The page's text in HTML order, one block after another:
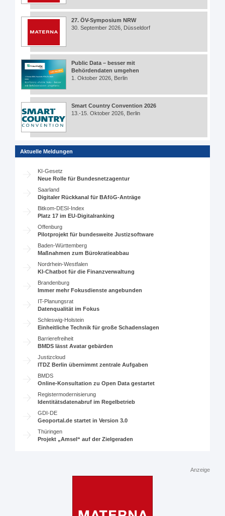
27. ÖV-Symposium NRW
30. September 2026, Düsseldorf
Public Data – besser mit
Behördendaten umgehen
1. Oktober 2026, Berlin
Smart Country Convention 2026
13.-15. Oktober 2026, Berlin
Aktuelle Meldungen
KI-Gesetz
Neue Rolle für Bundesnetzagentur
Saarland
Digitaler Rückkanal für BAföG-Anträge
Bitkom-DESI-Index
Platz 17 im EU-Digitalranking
Offenburg
Pilotprojekt für bundesweite Justizsoftware
Baden-Württemberg
Maßnahmen zum Bürokratieabbau
Nordrhein-Westfalen
KI-Chatbot für die Finanzverwaltung
Brandenburg
Immer mehr Fokusdienste angebunden
IT-Planungsrat
Datenqualität im Fokus
Schleswig-Holstein
Einheitliche Technik für große Schadenslagen
Barrierefreiheit
BMDS lässt Avatar gebärden
Justizcloud
ITDZ Berlin übernimmt zentrale Aufgaben
BMDS
Online-Konsultation zu Open Data gestartet
Registermodernisierung
Identitätsdatenabruf im Regelbetrieb
GDI-DE
Geoportal.de startet in Version 3.0
Thüringen
Projekt „Amsel“ auf der Zielgeraden
Anzeige